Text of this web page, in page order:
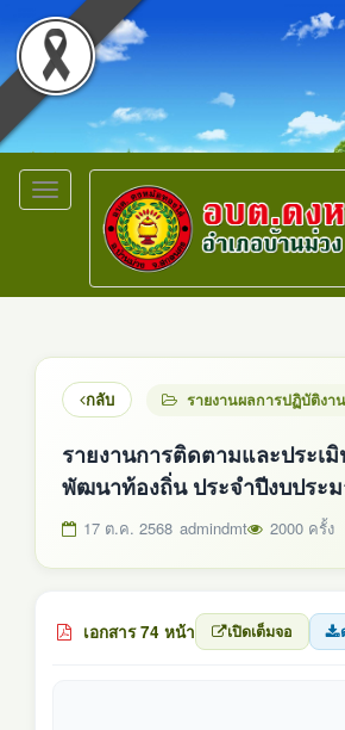
Toggle
navigation
กลับ รายงานผลการปฏิบัติงาน
รายงานการติดตามและประเ
พัฒนาท้องถิ่น ประจำปีงบประ
17 ต.ค. 2568 admindmt 2000 ครั้ง
เอกสาร 74 หน้า เปิดเต็มจอ